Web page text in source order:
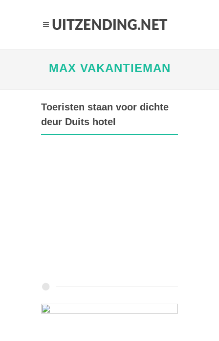
MAX VAKANTIEMAN
Toeristen staan voor dichte
deur Duits hotel